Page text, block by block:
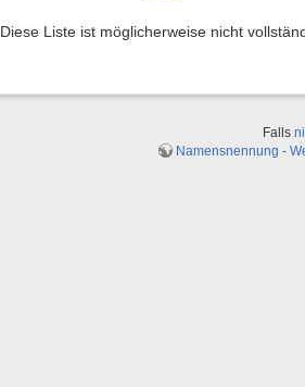
Diese Liste ist möglicherweise nicht
Falls
Namensnennung -